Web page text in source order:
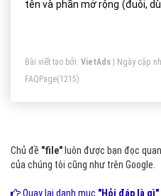
tên và phần mở rộng (đuôi,
độ dài tùy thuộc vào hệ
trong một số trường hợp có
Bài viết tạo bởi: VietAds | Ngày cập
FAQPage(1215)
Chủ đề "file" luôn được bạn đọc
của chúng tôi cũng như trên Google.
Quay lại danh mục "Hỏi đáp là gì"